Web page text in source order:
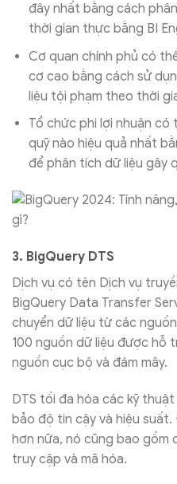
đây nhất bằng cách
thời gian thực bằng BI
Cơ quan chính phủ có
cơ cao bằng cách sử
liệu tội phạm theo thời
Tổ chức phi lợi nhuận có
quỹ nào hiệu quả nhất
để phân tích dữ liệu gây
3. BigQuery DTS
Dịch vụ có tên Dịch vụ
BigQuery Data Transfer
chuyển dữ liệu từ các
100 nguồn dữ liệu được hỗ
nguồn cục bộ và đám mây.
DTS tối đa hóa các kỹ
bảo độ tin cậy và hiệu
hơn nữa, nó cũng bao gồm
truy cập và mã hóa.